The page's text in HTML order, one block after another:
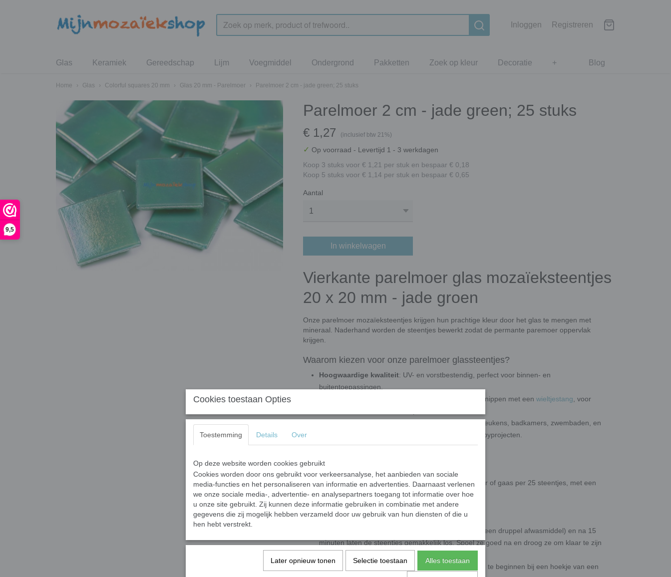
9,5
Inloggen Registreren
Blog
Glas Keramiek Gereedschap Lijm Voegmiddel Ondergrond Pakketten Zoek op kleur Decoratie +
Home › Glas › Colorful squares 20 mm › Glas 20 mm - Parelmoer › Parelmoer 2 cm - jade green; 25 stuks
Parelmoer 2 cm - jade green; 25 stuks
€ 1,27 (inclusief btw 21%)
✓ Op voorraad - Levertijd 1 - 3 werkdagen
Koop 3 stuks voor € 1,21 per stuk en bespaar € 0,18
Koop 5 stuks voor € 1,14 per stuk en bespaar € 0,65
Aantal
In winkelwagen
Vierkante parelmoer glas mozaïeksteentjes
20 x 20 mm - jade groen
Onze parelmoer mozaïeksteentjes krijgen hun prachtige kleur door het glas te mengen met
mineraal. Naderhand worden de steentjes bewerkt zodat de permante paremoer oppervlak
krijgen.
Waarom kiezen voor onze parelmoer glassteentjes?
Hoogwaardige kwaliteit: UV- en vorstbestendig, perfect voor binnen- en
buitentoepassingen.
: Eenvoudig op maat te knippen met een wieltjestang , voor
: Geschikt voor muren, vloeren, keukens, badkamers, zwembaden, en
meer. Ook ideaal voor architectuur en creatieve hobbyprojecten.
Afmetingen
: 20 x 20 mm groot en 4 mm dik.
Presentatie : De steentjes worden geleverd op papier of gaas per 25 steentjes, met een
oppervlakte van 10,6 x 10,6 cm.
Geleverd op papier of gaas
: Leg de matjes in lauw water (eventueel met een druppel afwasmiddel) en na 15
minuten laten de steentjes gemakkelijk los. Spoel ze goed na en droog ze om klaar te zijn
: Trek de steentjes eenvoudig los van het gaas, te beginnen bij een hoekje van een
Cookies toestaan Opties
Toestemming Details Over
Op deze website worden cookies gebruikt
Cookies worden door ons gebruikt voor verkeersanalyse, het aanbieden van sociale
media-functies en het personaliseren van informatie en advertenties. Daarnaast verlenen
we onze sociale media-, advertentie- en analysepartners toegang tot informatie over hoe
u onze site gebruikt. Zij kunnen deze informatie gebruiken in combinatie met andere
gegevens die zij mogelijk hebben verzameld door uw gebruik van hun diensten of die u
hen hebt verstrekt.
Later opnieuw tonen Selectie toestaan Alles toestaan